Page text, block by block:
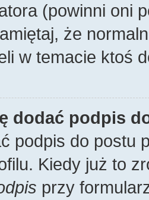
(powinni oni
że
w temacie ktoś
dodać podpis
podpis do postu
Kiedy już to
przy